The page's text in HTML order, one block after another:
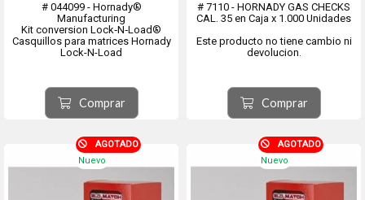
# 044099 - Hornady®
Manufacturing
Kit conversion Lock‑N‑Load®
Casquillos para matrices Hornady
Lock-N-Load
Comprar
# 7110 - HORNADY GAS CHECKS
CAL. 35 en Caja x 1.000 Unidades
Este producto no tiene cambio ni
devolucion.
Comprar
AGOTADO
Nuevo
AGOTADO
Nuevo